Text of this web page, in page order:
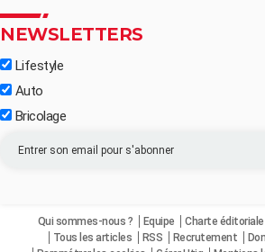
NEWSLETTERS
Lifestyle
Auto
Bricolage
Qui sommes-nous ? Equipe Charte éditoriale
Tous les articles
RSS Recrutement